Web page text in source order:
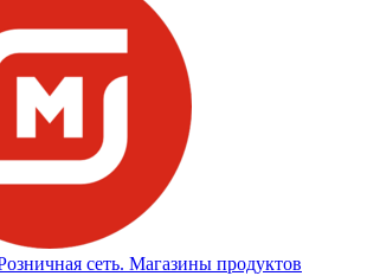
сеть. Магазины продуктов